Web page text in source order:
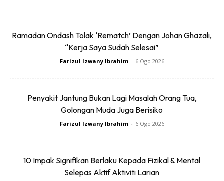
dan pendarahan dalam kencing, malah jika dibiarkan boleh
mengakibatkan maut.
kematian, penyakit ini jika dibiarkan berlarutan dalam
tempoh yang lama boleh menyumbang kepada penyakit
kritikal lain seperti kanser prostat sekali gus meningkatkan
Ramadan Ondash Tolak ‘Rematch’ Dengan Johan Ghazali,
“Kerja Saya Sudah Selesai”
Farizul Izwany Ibrahim - 6 Ogo 2026
Penyakit Jantung Bukan Lagi Masalah Orang Tua,
Golongan Muda Juga Berisiko
Farizul Izwany Ibrahim - 6 Ogo 2026
10 Impak Signifikan Berlaku Kepada Fizikal & Mental
Selepas Aktif Aktiviti Larian